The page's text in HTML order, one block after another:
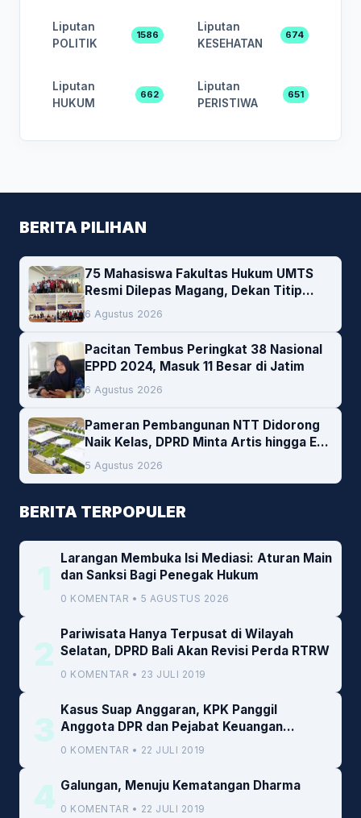
Liputan
POLITIK
1586
Liputan
KESEHATAN
674
Liputan
HUKUM
662
Liputan
PERISTIWA
651
BERITA PILIHAN
75 Mahasiswa Fakultas Hukum UMTS
Resmi Dilepas Magang, Dekan Titip
Empat Pesan Penting
6 Agustus 2026
Pacitan Tembus Peringkat 38 Nasional
EPPD 2024, Masuk 11 Besar di Jatim
6 Agustus 2026
Pameran Pembangunan NTT Didorong
Naik Kelas, DPRD Minta Artis hingga EO
Lokal Jadi Prioritas
5 Agustus 2026
BERITA TERPOPULER
1
Larangan Membuka Isi Mediasi: Aturan Main
dan Sanksi Bagi Penegak Hukum
0 KOMENTAR • 5 AGUSTUS 2026
2
Pariwisata Hanya Terpusat di Wilayah
Selatan, DPRD Bali Akan Revisi Perda RTRW
0 KOMENTAR • 23 JULI 2019
3
Kasus Suap Anggaran, KPK Panggil
Anggota DPR dan Pejabat Keuangan
Kemenkeu
0 KOMENTAR • 22 JULI 2019
4 Galungan, Menuju Kematangan Dharma
0 KOMENTAR • 22 JULI 2019